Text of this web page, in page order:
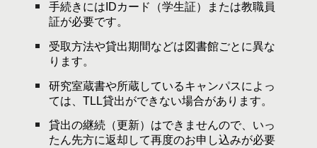
手続きには IDカード（学生証）
または教職員
証が必要です。
受取方法や貸出期間などは図書館ごとに異な
ります。
研究室蔵書や所蔵しているキャンパスによっ
ては、TLL貸出ができない場合があります。
貸出の継続（更新）はできませんので、いっ
たん先方に返却して再度のお申し込みが必要